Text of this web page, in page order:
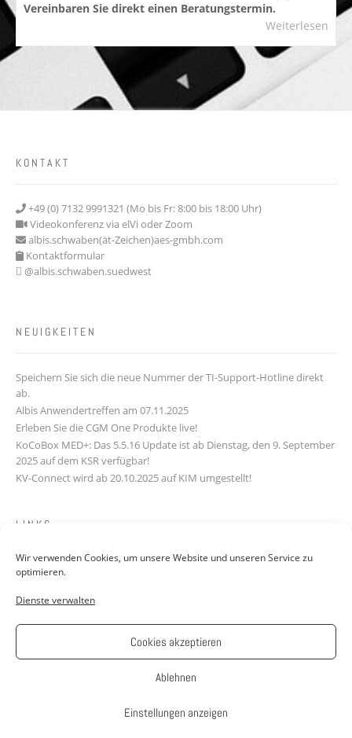
Wir verwenden Cookies, um unsere Website und unseren Service zu
optimieren.
Dienste verwalten
Cookies akzeptieren
Ablehnen
Einstellungen anzeigen
Vereinbaren Sie direkt einen Beratungstermin.
Weiterlesen
KONTAKT
+49 (0) 7132 9991321 (Mo bis Fr: 8:00 bis 18:00 Uhr)
Videokonferenz via elVi oder Zoom
albis.schwaben(ät-Zeichen)aes-gmbh.com
Kontaktformular
@albis.schwaben.suedwest
NEUIGKEITEN
Speichern Sie sich die neue Nummer der TI-Support-Hotline direkt
ab.
Albis Anwendertreffen am 07.11.2025
Erleben Sie die CGM One Produkte live!
KoCoBox MED+: Das 5.5.16 Update ist ab Dienstag, den 9. September
2025 auf dem KSR verfügbar!
KV-Connect wird ab 20.10.2025 auf KIM umgestellt!
LINKS
Downloads
FAQ
Jobs: Werde Teil unseres Teams!
Impressum